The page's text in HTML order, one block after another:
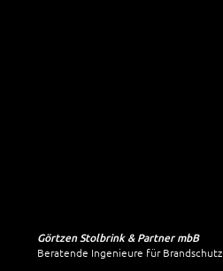
Görtzen Stolbrink & Partner mbB
Beratende Ingenieure für Brandschutz